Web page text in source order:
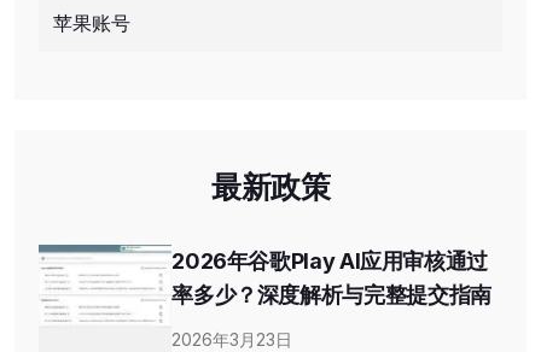
苹果账号
最新政策
2026年谷歌Play AI应用审核通过
率多少？深度解析与完整提交指南
2026年3月23日